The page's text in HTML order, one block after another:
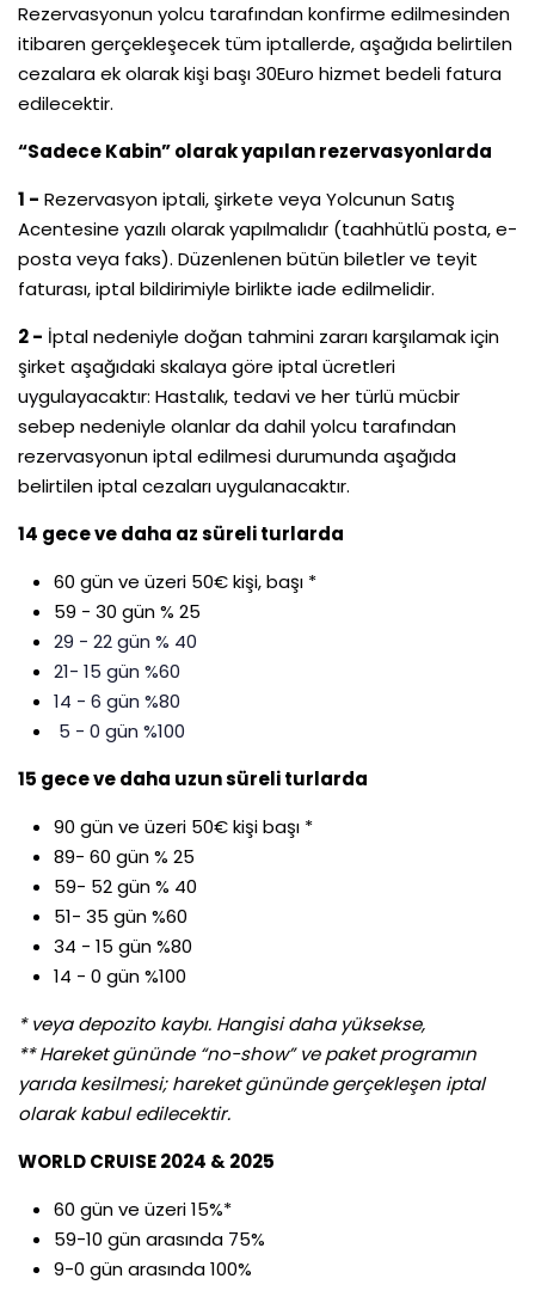
Rezervasyonun yolcu tarafından konfirme edilmesinden
itibaren gerçekleşecek tüm iptallerde, aşağıda belirtilen
cezalara ek olarak kişi başı 30Euro hizmet bedeli fatura
edilecektir.
“Sadece Kabin” olarak yapılan rezervasyonlarda
1 - Rezervasyon iptali, şirkete veya Yolcunun Satış
Acentesine yazılı olarak yapılmalıdır (taahhütlü posta, e-
posta veya faks). Düzenlenen bütün biletler ve teyit
faturası, iptal bildirimiyle birlikte iade edilmelidir.
2 - İptal nedeniyle doğan tahmini zararı karşılamak için
şirket aşağıdaki skalaya göre iptal ücretleri
uygulayacaktır: Hastalık, tedavi ve her türlü mücbir
sebep nedeniyle olanlar da dahil yolcu tarafından
rezervasyonun iptal edilmesi durumunda aşağıda
belirtilen iptal cezaları uygulanacaktır.
14 gece ve daha az süreli turlarda
60 gün ve üzeri 50€ kişi, başı *
59 - 30 gün % 25
29 - 22 gün % 40
21- 15 gün %60
14 - 6 gün %80
5 - 0 gün %100
15 gece ve daha uzun süreli turlarda
90 gün ve üzeri 50€ kişi başı *
89- 60 gün % 25
59- 52 gün % 40
51- 35 gün %60
34 - 15 gün %80
14 - 0 gün %100
* veya depozito kaybı. Hangisi daha yüksekse,
** Hareket gününde “no-show” ve paket programın
yarıda kesilmesi; hareket gününde gerçekleşen iptal
olarak kabul edilecektir.
WORLD CRUISE 2024 & 2025
60 gün ve üzeri 15%*
59-10 gün arasında 75%
9-0 gün arasında 100%